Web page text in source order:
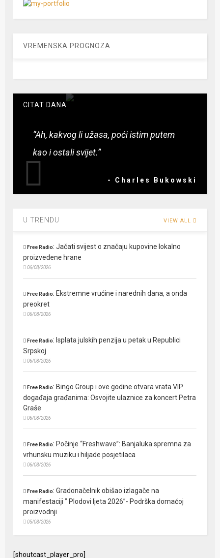
VREMENSKA PROGNOZA
CITAT DANA
“Ah, kakvog li užasa, poći istim putem
kao i ostali svijet.”
- Charles Bukowski
U TRENDU VIEW ALL
Free Radio:Jačati svijest o značaju kupovine lokalno
proizvedene hrane
06/08/2026
Free Radio: Ekstremne vrućine i narednih dana, a onda
preokret
06/08/2026
Free Radio: Isplata julskih penzija u petak u Republici
Srpskoj
06/08/2026
Free Radio: Bingo Group i ove godine otvara vrata VIP
događaja građanima: Osvojite ulaznice za koncert Petra
Graše
06/08/2026
Free Radio: Počinje “Freshwave”: Banjaluka spremna za
vrhunsku muziku i hiljade posjetilaca
06/08/2026
Free Radio:Gradonačelnik obišao izlagače na
manifestaciji ” Plodovi ljeta 2026”- Podrška domaćoj
proizvodnji
05/08/2026
[shoutcast_player_pro]